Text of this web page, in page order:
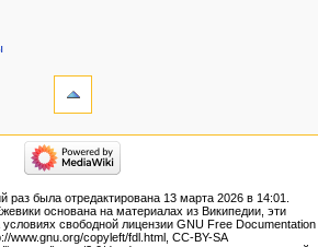
раз была отредактирована 13 марта 2026 в 14:01.
основана на материалах из Википедии, эти
свободной лицензии GNU Free Documentation
www.gnu.org/copyleft/fdl.html, CC-BY-SA